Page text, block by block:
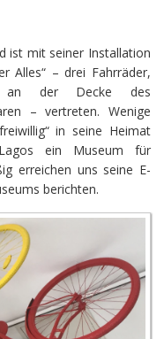
ist mit seiner Installation
Alles“ – drei Fahrräder,
der Decke des
– vertreten. Wenige
in seine Heimat
ein Museum für
erreichen uns seine E-
berichten.